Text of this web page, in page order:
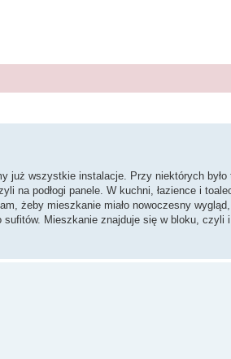
wszystkie instalacje. Przy niektórych było
na podłogi panele. W kuchni, łazience i
żeby mieszkanie miało nowoczesny
Mieszkanie znajduje się w bloku, czyli